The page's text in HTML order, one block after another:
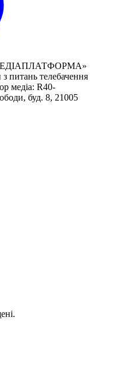
питань телебачення
медіа: R40-
буд. 8, 21005